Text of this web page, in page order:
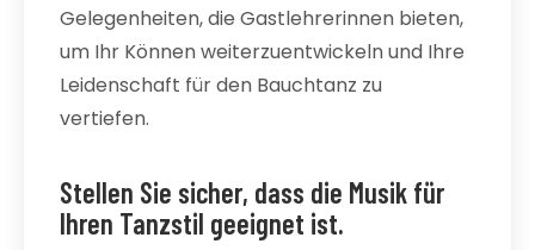
Gelegenheiten, die Gastlehrerinnen bieten,
um Ihr Können weiterzuentwickeln und Ihre
Leidenschaft für den Bauchtanz zu
vertiefen.
Stellen Sie sicher, dass die Musik für
Ihren Tanzstil geeignet ist.